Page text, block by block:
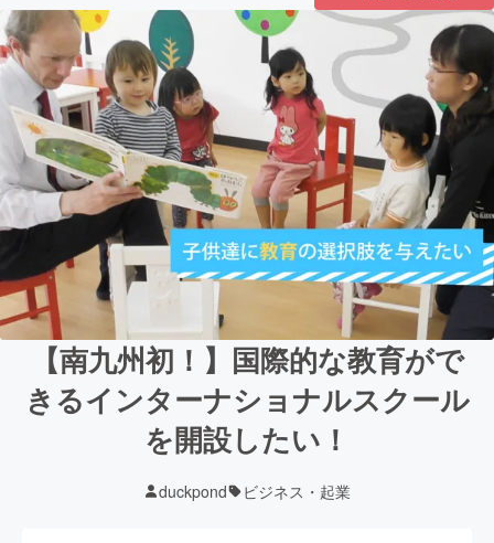
【南九州初！】国際的な教育がで
きるインターナショナルスクール
を開設したい！
duckpond ビジネス・起業